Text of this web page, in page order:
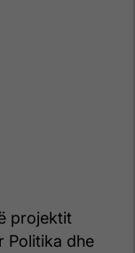
projektit
Politika dhe